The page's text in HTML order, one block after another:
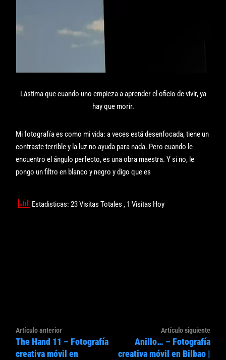
Lástima que cuando uno empieza a aprender el oficio de vivir, ya
hay que morir.
Mi fotografía es como mi vida: a veces está desenfocada, tiene un
contraste terrible y la luz no ayuda para nada. Pero cuando le
encuentro el ángulo perfecto, es una obra maestra. Y si no, le
pongo un filtro en blanco y negro y digo que es
Estadisticas: 23 Visitas Totales, 1 Visitas Hoy
Navegación
de
entradas
Artículo anteriorArtículo
anterior:
The Hand 11 – Fotografía
creativa móvil en
Artículo siguiente
Anillo… – Fotografía
creativa móvil en Bilbao |